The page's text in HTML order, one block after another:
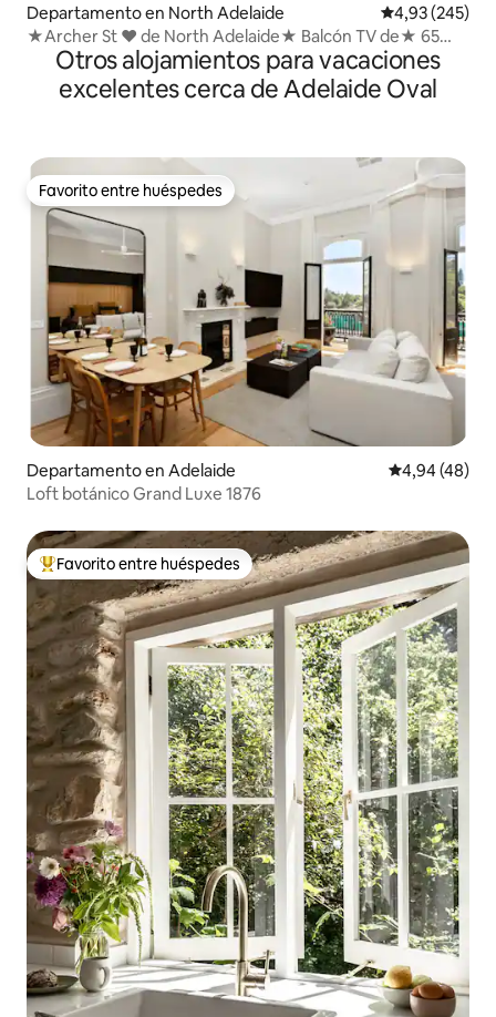
Departamento en North Adelaide Calificación
4,93 (245)
★Archer St ❤ de North Adelaide★ Balcón TV de★ 65
pulgadas★
Otros alojamientos para vacaciones
excelentes cerca de Adelaide Oval
Favorito entre huéspedes
Favorito entre huéspedes
Departamento en Adelaide Calificación
4,94 (48)
Loft botánico Grand Luxe 1876
Favorito entre los huéspedes más destacados
Favorito entre huéspedes